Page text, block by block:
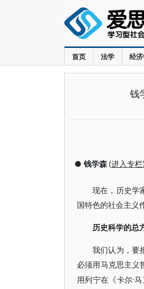
首页 法学 经
钱
● 钱学森(进入专栏
现在，历史学
国特色的社会主义
历史科学的总
我们认为，要
必须用马克思主义
用列宁在《卡尔·